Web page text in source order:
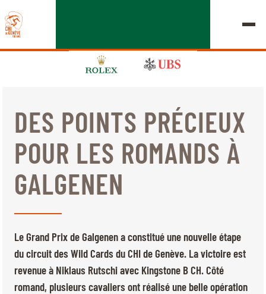
ÉDITION 2026
LE CHIG
MULTIMÉDIA
LIENS RAPIDES
DÉPARTS & RÉSULTATS
ROLEX GRAND SLAM
BILLETTERIE
BÉNÉVOLES
MÉDIAS
Jeudi, 17 Septembre 2026
DES POINTS PRÉCIEUX
POUR LES ROMANDS À
GALGENEN
Le Grand Prix de Galgenen a constitué une nouvelle étape
du circuit des Wild Cards du CHI de Genève. La victoire est
revenue à Niklaus Rutschi avec Kingstone B CH. Côté
romand, plusieurs cavaliers ont réalisé une belle opération